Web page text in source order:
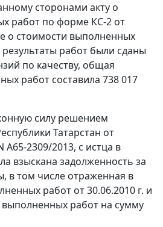
сторонами акту о
работ по форме КС-2 от
о стоимости выполненных
работ были сданы
по качеству, общая
работ составила 738 017
силу решением
Татарстан от
А65-2309/2013, с истца в
взыскана задолженность за
в том числе отраженная в
работ от 30.06.2010 г. и
выполненных работ на сумму